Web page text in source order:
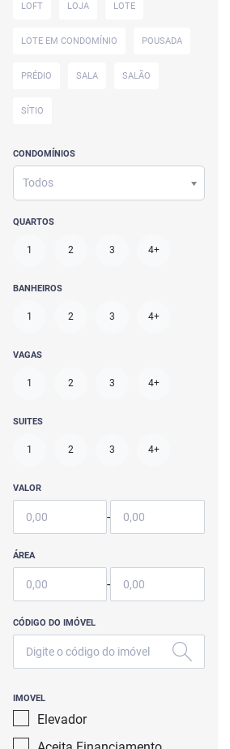
LOFT LOJA LOTE
LOTE EM CONDOMÍNIO POUSADA
PRÉDIO SALA SALÃO
SÍTIO
CONDOMÍNIOS
Todos
QUARTOS
1 2 3 4+
BANHEIROS
1 2 3 4+
VAGAS
1 2 3 4+
SUITES
1 2 3 4+
VALOR
-
ÁREA
-
CÓDIGO DO IMÓVEL
IMOVEL
Elevador